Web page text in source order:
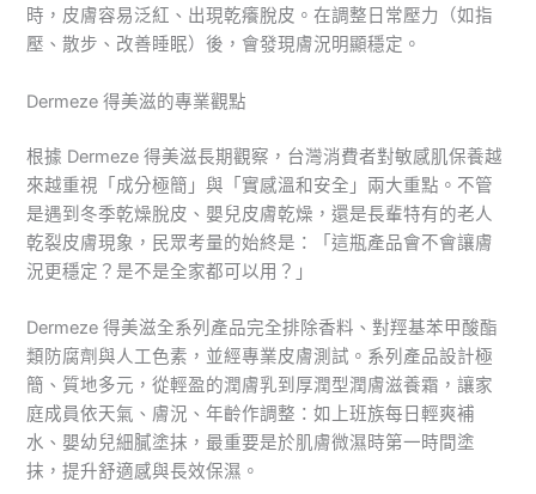
時，皮膚容易泛紅、出現乾癢脫皮。在調整日常壓力（如指
壓、散步、改善睡眠）後，會發現膚況明顯穩定。
Dermeze 得美滋的專業觀點
根據 Dermeze 得美滋長期觀察，台灣消費者對敏感肌保養越
來越重視「成分極簡」與「實感溫和安全」兩大重點。不管
是遇到冬季乾燥脫皮、嬰兒皮膚乾燥，還是長輩特有的老人
乾裂皮膚現象，民眾考量的始終是：「這瓶產品會不會讓膚
況更穩定？是不是全家都可以用？」
Dermeze 得美滋全系列產品完全排除香料、對羥基苯甲酸酯
類防腐劑與人工色素，並經專業皮膚測試。系列產品設計極
簡、質地多元，從輕盈的潤膚乳到厚潤型潤膚滋養霜，讓家
庭成員依天氣、膚況、年齡作調整：如上班族每日輕爽補
水、嬰幼兒細膩塗抹，最重要是於肌膚微濕時第一時間塗
抹，提升舒適感與長效保濕。